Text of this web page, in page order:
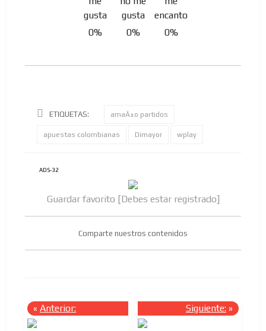
0% 0% 0%
ETIQUETAS: amaÃ±o partidos
apuestas colombianas Dimayor wplay
ADS-32
Guardar favorito [Debes estar registrado]
Comparte nuestros contenidos
« Anterior: Siguiente: »